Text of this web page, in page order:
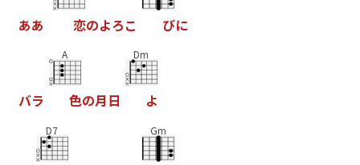
ああ 恋のよろこ びに
バラ
A
色の月日
Dm
よ
D7 Gm